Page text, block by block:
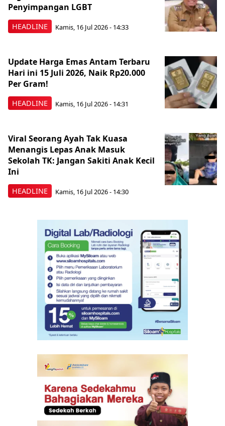
HEADLINE
Penyimpangan LGBT
Kamis, 16 Jul 2026 - 14:33
HEADLINE
Update Harga Emas Antam Terbaru
Hari ini 15 Juli 2026, Naik Rp20.000
Per Gram!
Kamis, 16 Jul 2026 - 14:31
HEADLINE
Viral Seorang Ayah Tak Kuasa
Menangis Lepas Anak Masuk
Sekolah TK: Jangan Sakiti Anak Kecil
Ini
Kamis, 16 Jul 2026 - 14:30